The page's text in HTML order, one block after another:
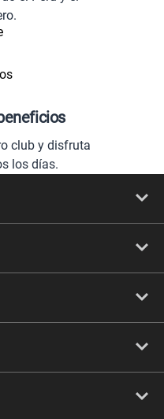
club y disfruta
los días.